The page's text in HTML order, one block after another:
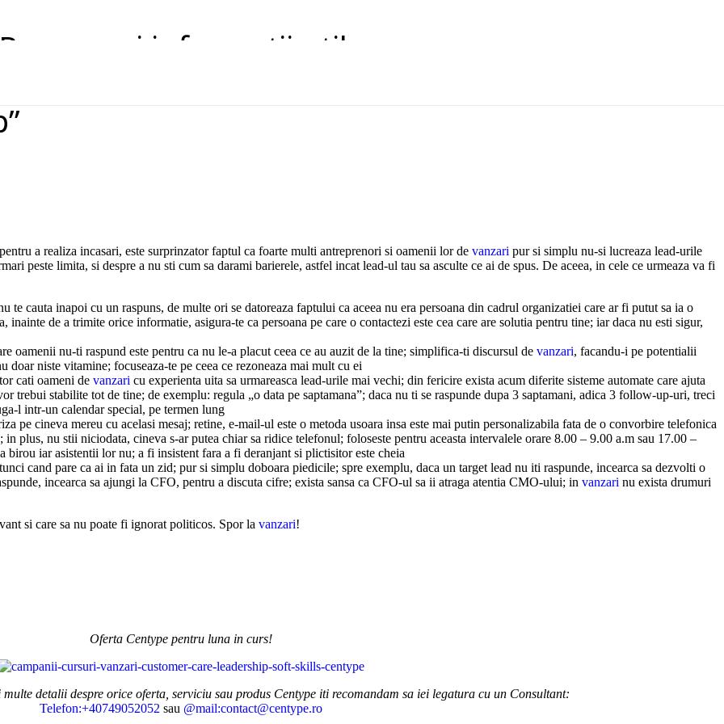
Resurse si informatii utile
pentru a realiza incasari, este surprinzator faptul ca foarte multi antreprenori si oamenii lor de vanzari pur si simplu nu-si lucreaza lead-urile
peste limita, si despre a nu sti cum sa darami barierele, astfel incat lead-ul tau sa asculte ce ai de spus. De aceea, in cele ce urmeaza va fi
te cauta inapoi cu un raspuns, de multe ori se datoreaza faptului ca aceea nu era persoana din cadrul organizatiei care ar fi putut sa ia o
de a trimite orice informatie, asigura-te ca persoana pe care o contactezi este cea care are solutia pentru tine; iar daca nu esti sigur,
oamenii nu-ti raspund este pentru ca nu le-a placut ceea ce au auzit de la tine; simplifica-ti discursul de vanzari, facandu-i pe potentialii
niste vitamine; focuseaza-te pe ceea ce rezoneaza mai mult cu ei
cati oameni de vanzari cu experienta uita sa urmareasca lead-urile mai vechi; din fericire exista acum diferite sisteme automate care ajuta
trebui stabilite tot de tine; de exemplu: regula „o data pe saptamana”; daca nu ti se raspunde dupa 3 saptamani, adica 3 follow-up-uri, treci
l intr-un calendar special, pe termen lung
pe cineva mereu cu acelasi mesaj; retine, e-mail-ul este o metoda usoara insa este mai putin personalizabila fata de o convorbire telefonica
plus, nu stii niciodata, cineva s-ar putea chiar sa ridice telefonul; foloseste pentru aceasta intervalele orare 8.00 – 9.00 a.m sau 17.00 –
birou iar asistentii lor nu; a fi insistent fara a fi deranjant si plictisitor este cheia
cand pare ca ai in fata un zid; pur si simplu doboara piedicile; spre exemplu, daca un target lead nu iti raspunde, incearca sa dezvolti o
incearca sa ajungi la CFO, pentru a discuta cifre; exista sansa ca CFO-ul sa ii atraga atentia CMO-ului; in vanzari nu exista drumuri
si care sa nu poate fi ignorat politicos. Spor la vanzari!
Oferta Centype pentru luna in curs!
detalii despre orice oferta, serviciu sau produs Centype iti recomandam sa iei legatura cu un Consultant:
Telefon:+40749052052 sau @mail:contact@centype.ro